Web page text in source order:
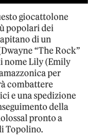
giocattolone
popolari dei
di un
“The Rock”
nome Lily (Emily
per
combattere
e una spedizione
della
pronto a
Topolino.